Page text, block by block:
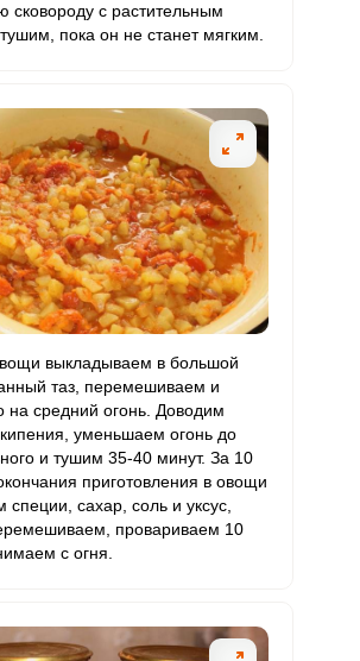
сковороду с растительным
пока он не станет мягким.
выкладываем в большой
таз, перемешиваем и
на средний огонь. Доводим
уменьшаем огонь до
и тушим 35-40 минут. За 10
приготовления в овощи
специи, сахар, соль и уксус,
провариваем 10
с огня.